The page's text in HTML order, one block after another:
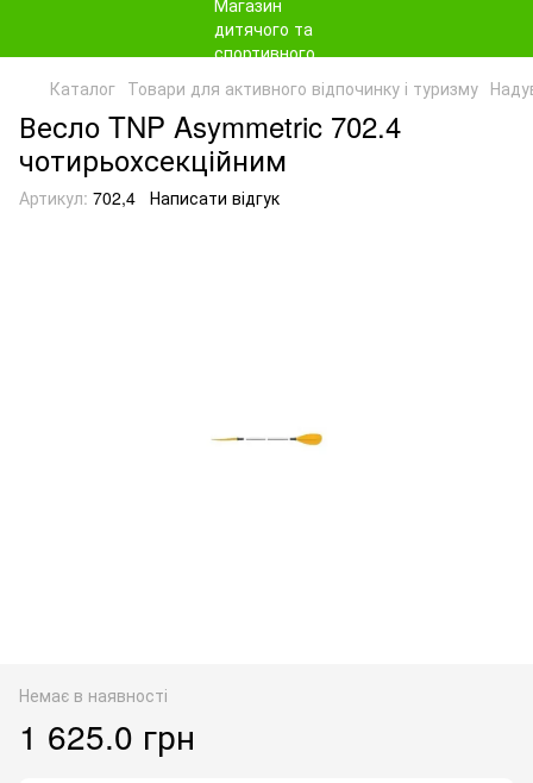
Каталог Товари для активного відпочинку і туризму
Весло TNP Asymmetric 702.4
чотирьохсекційним
Артикул: 702,4 Написати відгук
Немає в наявності
1 625.0 грн